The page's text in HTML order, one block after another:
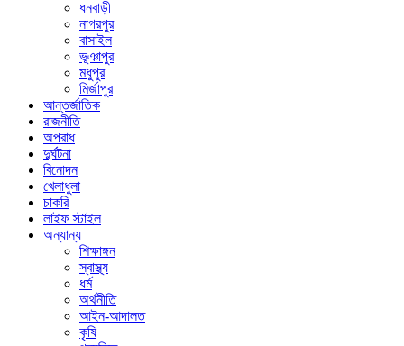
ধনবাড়ী
নাগরপুর
বাসাইল
ভূঞাপুর
মধুপুর
মির্জাপুর
আন্তর্জাতিক
রাজনীতি
অপরাধ
দুর্ঘটনা
বিনোদন
খেলাধুলা
চাকরি
লাইফ স্টাইল
অন্যান্য
শিক্ষাঙ্গন
স্বাস্থ্য
ধর্ম
অর্থনীতি
আইন-আদালত
কৃষি